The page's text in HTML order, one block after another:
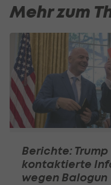
Mehr zum
Berichte: Trump
kontaktierte
wegen Balogun